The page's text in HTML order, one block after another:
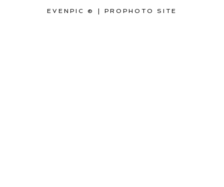
EVENPIC © PROPHOTO SITE